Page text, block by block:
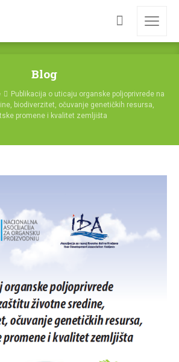
Blog
Publikacija o uticaju organske poljoprivrede na
biodiverzitet, očuvanje genetičkih resursa,
promene i kvalitet zemljišta